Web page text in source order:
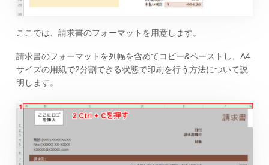
ここでは、請求書のフォーマットを用意します。
請求書のフォーマットを列幅を含めてコピー&ペーストし、A4
サイズの用紙で2分割できる状態で印刷を行う方法について説
明します。